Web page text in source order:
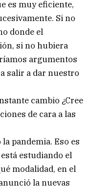
es muy eficiente,
Si no
donde el
si no hubiera
argumentos
salir a dar nuestro
cambio ¿Cree
de cara a las
pandemia. Eso es
estudiando el
modalidad, en el
la nuevas